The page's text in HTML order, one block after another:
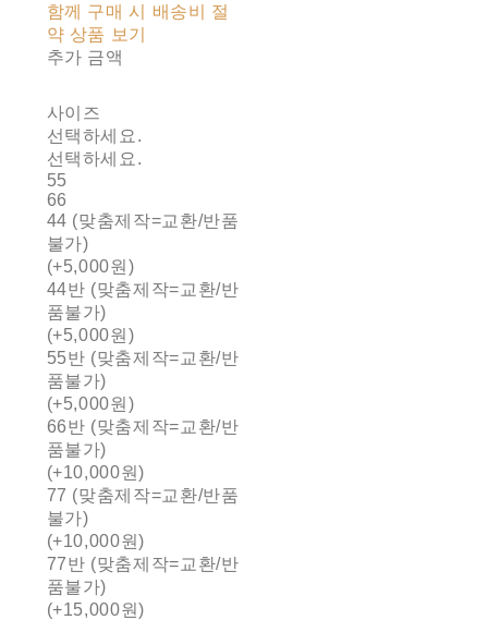
함께 구매 시 배송비 절
약 상품 보기
추가 금액
사이즈
선택하세요.
선택하세요.
55
66
44 (맞춤제작=교환/반품
불가)
(+5,000원)
44반 (맞춤제작=교환/반
품불가)
(+5,000원)
55반 (맞춤제작=교환/반
품불가)
(+5,000원)
66반 (맞춤제작=교환/반
품불가)
(+10,000원)
77 (맞춤제작=교환/반품
불가)
(+10,000원)
77반 (맞춤제작=교환/반
품불가)
(+15,000원)